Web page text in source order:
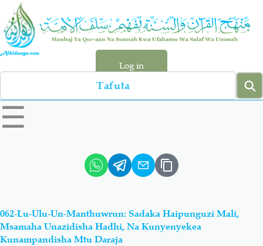
Skip
main
content
Log in
Search
left
sidebar
☰
Hadiyth
Aqiydah Manhaj
062-Lu-Ulu-Un-Manthuwrun: Sadaka Haipunguzi Mali,
Msamaha Unazidisha Hadhi, Na Kunyenyekea
Kunampandisha Mtu Daraja